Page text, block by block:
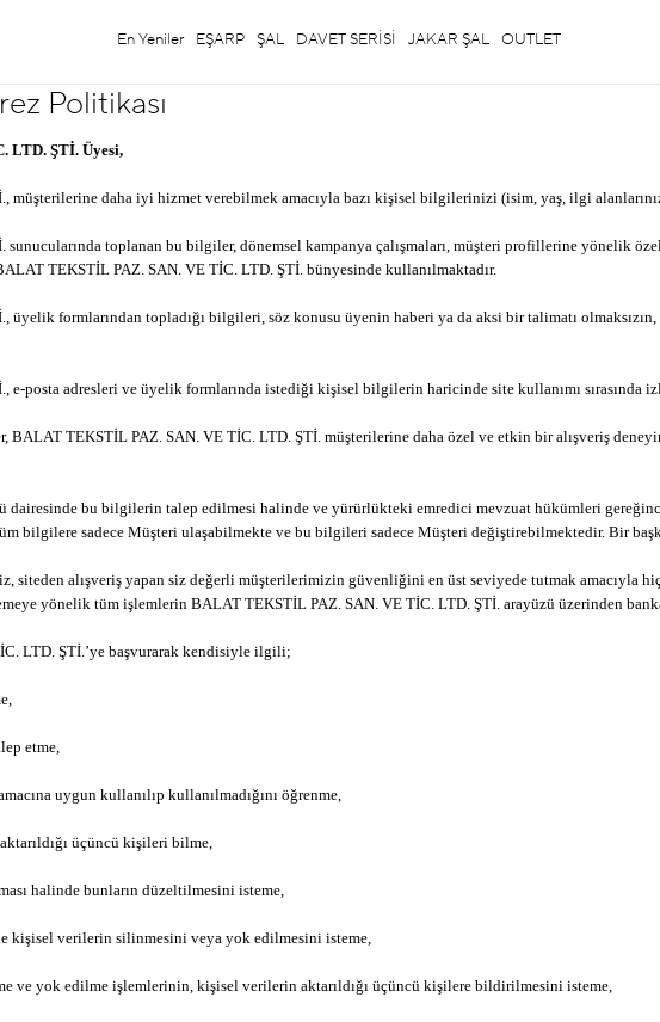
En Yeniler EŞARP ŞAL DAVET SERİSİ JAKAR ŞAL OUTLET
Politikası
LTD. ŞTİ. Üyesi,
müşterilerine daha iyi hizmet verebilmek amacıyla bazı kişisel bilgilerinizi (isim, yaş, ilgi
toplanan bu bilgiler, dönemsel kampanya çalışmaları, müşteri profillerine yönelik
TEKSTİL PAZ. SAN. VE TİC. LTD. ŞTİ. bünyesinde kullanılmaktadır.
formlarından topladığı bilgileri, söz konusu üyenin haberi ya da aksi bir talimatı
e-posta adresleri ve üyelik formlarında istediği kişisel bilgilerin haricinde site kullanımı sırasında
TEKSTİL PAZ. SAN. VE TİC. LTD. ŞTİ. müşterilerine daha özel ve etkin bir alışveriş
bu bilgilerin talep edilmesi halinde ve yürürlükteki emredici mevzuat hükümleri
bilgilere sadece Müşteri ulaşabilmekte ve bu bilgileri sadece Müşteri değiştirebilmektedir. Bir
siteden alışveriş yapan siz değerli müşterilerimizin güvenliğini en üst seviyede tutmak
yönelik tüm işlemlerin BALAT TEKSTİL PAZ. SAN. VE TİC. LTD. ŞTİ. arayüzü üzerinden
LTD. ŞTİ.’ye başvurarak kendisiyle ilgili;
etme,
uygun kullanılıp kullanılmadığını öğrenme,
üçüncü kişileri bilme,
halinde bunların düzeltilmesini isteme,
kişisel verilerin silinmesini veya yok edilmesini isteme,
ve yok edilme işlemlerinin, kişisel verilerin aktarıldığı üçüncü kişilere bildirilmesini isteme,